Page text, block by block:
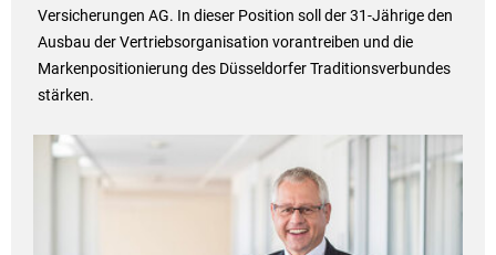
Versicherungen AG. In dieser Position soll der 31-Jährige den
Ausbau der Vertriebsorganisation vorantreiben und die
Markenpositionierung des Düsseldorfer Traditionsverbundes
stärken.